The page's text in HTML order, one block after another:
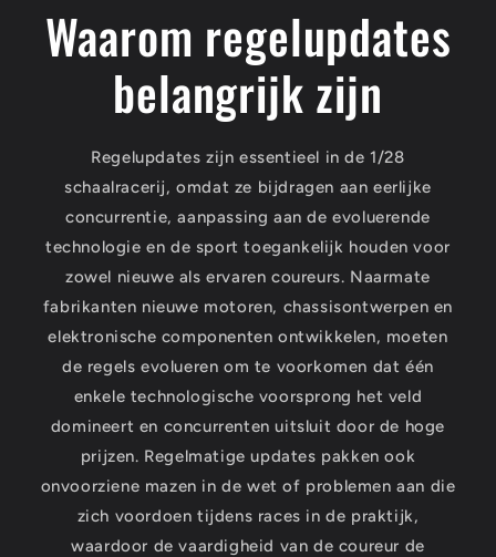
Waarom regelupdates
belangrijk zijn
Regelupdates zijn essentieel in de 1/28
schaalracerij, omdat ze bijdragen aan eerlijke
concurrentie, aanpassing aan de evoluerende
technologie en de sport toegankelijk houden voor
zowel nieuwe als ervaren coureurs. Naarmate
fabrikanten nieuwe motoren, chassisontwerpen en
elektronische componenten ontwikkelen, moeten
de regels evolueren om te voorkomen dat één
enkele technologische voorsprong het veld
domineert en concurrenten uitsluit door de hoge
prijzen. Regelmatige updates pakken ook
onvoorziene mazen in de wet of problemen aan die
zich voordoen tijdens races in de praktijk,
waardoor de vaardigheid van de coureur de